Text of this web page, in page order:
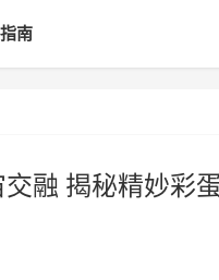
南
融 揭秘精妙彩